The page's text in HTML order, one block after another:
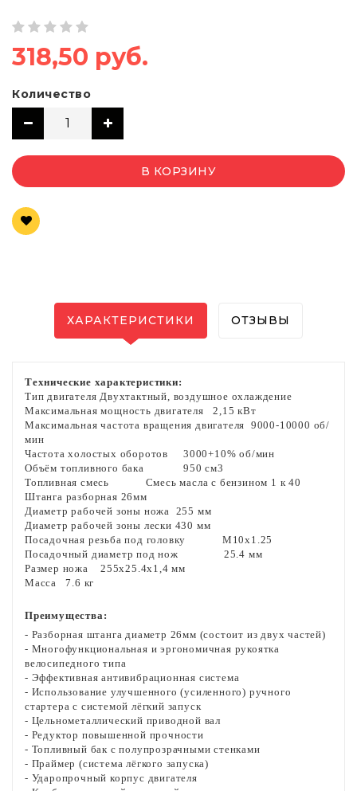
318,50 руб.
Количество
В КОРЗИНУ
ХАРАКТЕРИСТИКИ ОТЗЫВЫ
Технические характеристики:
Тип двигателя Двухтактный, воздушное охлаждение
Максимальная мощность двигателя
2,15 кВт
Максимальная частота вращения двигателя 9000-10000 об/
мин
Частота холостых оборотов
3000+10% об/мин
Объём топливного бака
950 см3
Топливная смесь
Смесь масла с бензином 1 к 40
Штанга разборная 26мм
Диаметр рабочей зоны ножа
255 мм
Диаметр рабочей зоны лески 430 мм
Посадочная резьба под головку
М10х1.25
Посадочный диаметр под нож
25.4 мм
Размер ножа
255x25.4x1,4 мм
Масса
7.6 кг
Преимущества:
- Разборная штанга диаметр 26мм (состоит из двух частей)
- Многофункциональная и эргономичная рукоятка
велосипедного типа
- Эффективная антивибрационная система
- Использование улучшенного (усиленного) ручного
стартера с системой лёгкий запуск
- Цельнометаллический приводной вал
- Редуктор повышенной прочности
- Топливный бак с полупрозрачными стенками
- Праймер (система лёгкого запуска)
- Ударопрочный корпус двигателя